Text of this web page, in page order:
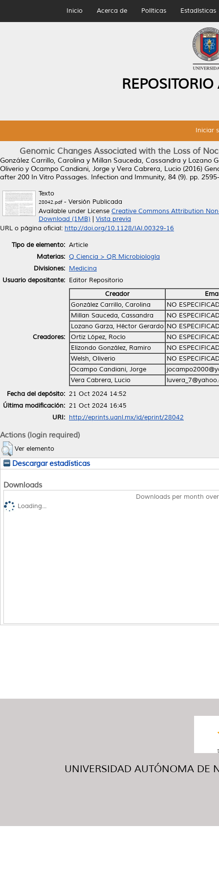
Inicio Acerca de Políticas Estadísticas
Iniciar
Genomic Changes Associated with the Loss of
González Carrillo, Carolina y Millan Sauceda, Cassandra y Lozano
Oliverio y Ocampo Candiani, Jorge y Vera Cabrera, Lucio (2016)
after 200 In Vitro Passages. Infection and Immunity, 84 (9). pp.
Texto
28042.pdf- Versión Publicada
Available under License Creative Commons Attribution
Download (1MB)
Vista previa
URL o página oficial: http://doi.org/10.1128/IAI.00329-16
Tipo de elemento: Article
Materias: Q Ciencia > QR Microbiología
Divisiones: Medicina
Usuario depositante: Editor Repositorio
Creadores:
Creador
González Carrillo, Carolina
NO
Millan Sauceda, Cassandra
NO
Lozano Garza, Héctor Gerardo NO
Ortiz López, Rocío
NO
Elizondo González, Ramiro
NO
Welsh, Oliverio
NO
Ocampo Candiani, Jorge
Vera Cabrera, Lucio
Fecha del depósito: 21 Oct 2024 14:52
Última modificación: 21 Oct 2024 16:45
URI: http://eprints.uanl.mx/id/eprint/28042
Actions (login required)
Ver elemento
Descargar estadísticas
Downloads
Downloads per month
Loading...
UNIVERSIDAD AUTÓNOMA DE